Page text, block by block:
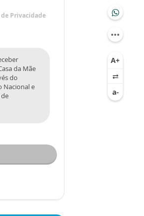
Privacidade
da Mãe
do
Nacional e